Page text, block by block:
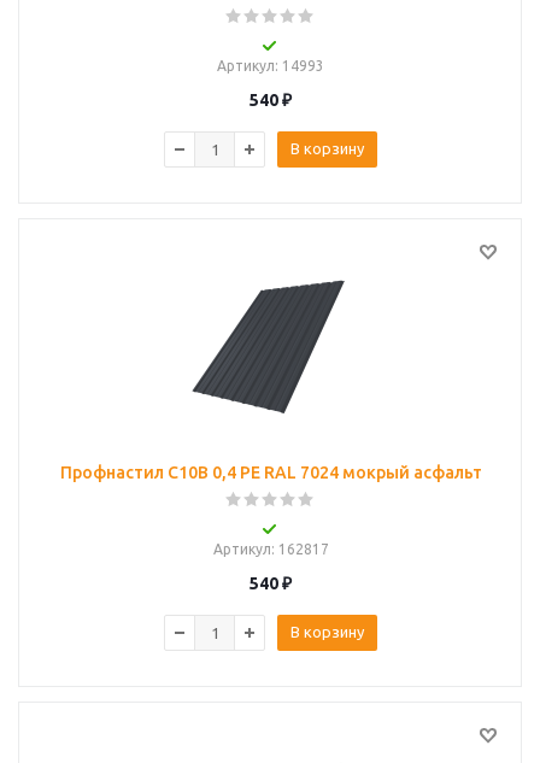
Артикул: 14993
540₽
В корзину
Профнастил С10B 0,4 PE RAL 7024 мокрый асфальт
Артикул: 162817
540₽
В корзину